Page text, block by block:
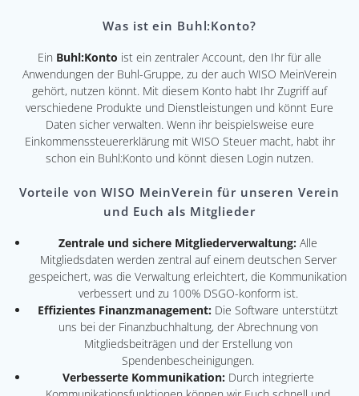
Was ist ein Buhl:Konto?
Ein Buhl:Konto ist ein zentraler Account, den Ihr für alle
Anwendungen der Buhl-Gruppe, zu der auch WISO MeinVerein
gehört, nutzen könnt. Mit diesem Konto habt Ihr Zugriff auf
verschiedene Produkte und Dienstleistungen und könnt Eure
Daten sicher verwalten. Wenn ihr beispielsweise eure
Einkommenssteuererklärung mit WISO Steuer macht, habt ihr
schon ein Buhl:Konto und könnt diesen Login nutzen.
Vorteile von WISO MeinVerein für unseren Verein
und Euch als Mitglieder
Zentrale und sichere Mitgliederverwaltung: Alle
Mitgliedsdaten werden zentral auf einem deutschen Server
gespeichert, was die Verwaltung erleichtert, die Kommunikation
verbessert und zu 100% DSGO-konform ist.
Effizientes Finanzmanagement: Die Software unterstützt
uns bei der Finanzbuchhaltung, der Abrechnung von
Mitgliedsbeiträgen und der Erstellung von
Spendenbescheinigungen.
Verbesserte Kommunikation:Durch integrierte